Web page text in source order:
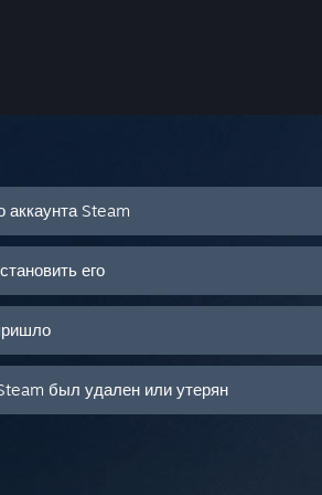
Steam
его
был удален или утерян